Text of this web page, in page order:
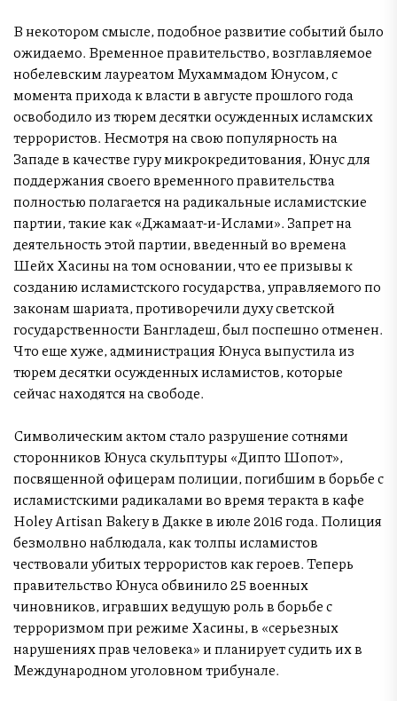
В некотором смысле, подобное развитие событий было
ожидаемо. Временное правительство, возглавляемое
нобелевским лауреатом Мухаммадом Юнусом, с
момента прихода к власти в августе прошлого года
освободило из тюрем десятки осужденных исламских
террористов. Несмотря на свою популярность на
Западе в качестве гуру микрокредитования, Юнус для
поддержания своего временного правительства
полностью полагается на радикальные исламистские
партии, такие как «Джамаат-и-Ислами». Запрет на
деятельность этой партии, введенный во времена
Шейх Хасины на том основании, что ее призывы к
созданию исламистского государства, управляемого по
законам шариата, противоречили духу светской
государственности Бангладеш, был поспешно отменен.
Что еще хуже, администрация Юнуса выпустила из
тюрем десятки осужденных исламистов, которые
сейчас находятся на свободе.
Символическим актом стало разрушение сотнями
сторонников Юнуса скульптуры «Дипто Шопот»,
посвященной офицерам полиции, погибшим в борьбе с
исламистскими радикалами во время теракта в кафе
Holey Artisan Bakery в Дакке в июле 2016 года. Полиция
безмолвно наблюдала, как толпы исламистов
чествовали убитых террористов как героев. Теперь
правительство Юнуса обвинило 25 военных
чиновников, игравших ведущую роль в борьбе с
терроризмом при режиме Хасины, в «серьезных
нарушениях прав человека» и планирует судить их в
Международном уголовном трибунале.